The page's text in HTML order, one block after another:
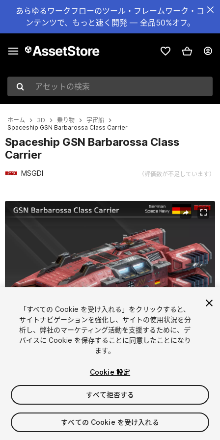
あらゆるワークフローのツール・フレームワーク・コ
ンテンツで、もっと速く開発 — 全品50%オフ。
アセットの検索
ホーム 3D 乗り物
宇宙船
Spaceship GSN Barbarossa Class Carrier
Spaceship GSN Barbarossa Class
Carrier
MSGDI （評価数が不足しています）
現在のスライド：1 / 17
1/17
$25
消費税は決済時に計算されます
「すべての Cookie を受け入れる」をクリックすると、
サイトナビゲーションを強化し、サイトの使用状況を分
析し、弊社のマーケティング活動を支援するために、デ
バイスに Cookie を保存することに同意したことになり
ます。
Cookie 設定
すべて拒否する
すべての Cookie を受け入れる